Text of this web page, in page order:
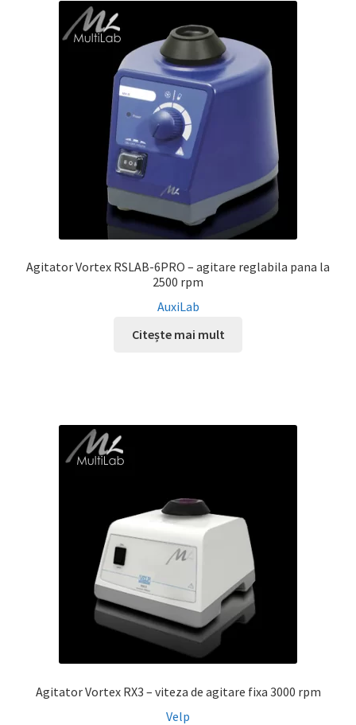
Agitator Vortex RSLAB-6PRO – agitare reglabila pana la
2500 rpm
AuxiLab
Citește mai mult
Agitator Vortex RX3 – viteza de agitare fixa 3000 rpm
Velp